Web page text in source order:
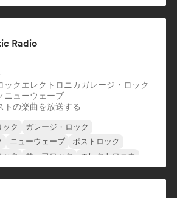
Radio
ックエレクトロニカガレージ・ロック
ニューウェーブ
トの楽曲を放送する
ク
ガレージ・ロック
ニューウェーブ
ポストロック
ク
サーフロック エレクトロニカ